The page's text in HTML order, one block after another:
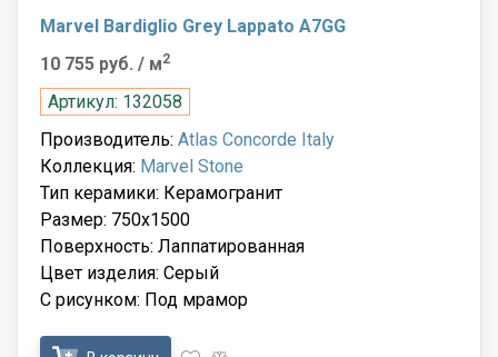
Marvel Bardiglio Grey Lappato A7GG
10 755 руб. / м2
Артикул: 132058
Производитель: Atlas Concorde Italy
Коллекция: Marvel Stone
Тип керамики: Керамогранит
Размер: 750x1500
Поверхность: Лаппатированная
Цвет изделия: Серый
С рисунком: Под мрамор